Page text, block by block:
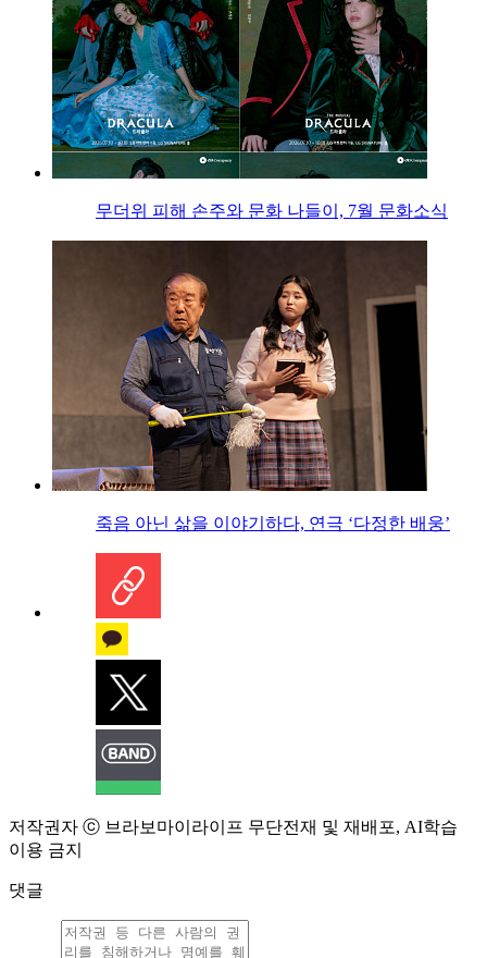
무더위 피해 손주와 문화 나들이, 7월 문화소식
죽음 아닌 삶을 이야기하다, 연극 ‘다정한 배웅’
저작권자 ⓒ 브라보마이라이프 무단전재 및 재배포, AI학습
이용 금지
댓글